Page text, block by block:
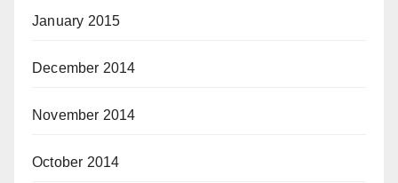
January 2015
December 2014
November 2014
October 2014